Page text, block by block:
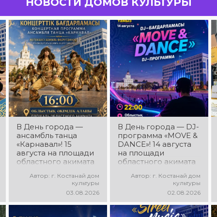
В День города —
ансамбль танца
«Карнавал»! 15
августа на площади
областного акимата
концертная
ансамбля танца
«Карнавал»!
Автор: г. Костанай дом
культуры
03.08.2026
В День города — DJ-
программа «MOVE &
DANCE»! 14 августа
на площади
областного акимата
праздничная DJ-
программа! Вас ждут
современные
музыкальные хиты,
зажигательные
Автор: г. Костанай дом
культуры
02.08.2026